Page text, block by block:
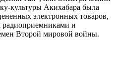
культуры Акихабара была
электронных товаров,
радиоприемниками и
Второй мировой войны.